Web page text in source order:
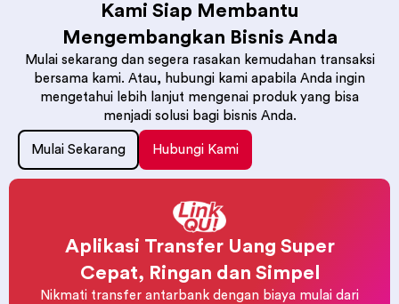
Kami Siap Membantu
Mengembangkan Bisnis Anda
Mulai sekarang dan segera rasakan kemudahan transaksi
bersama kami. Atau, hubungi kami apabila Anda ingin
mengetahui lebih lanjut mengenai produk yang bisa
menjadi solusi bagi bisnis Anda.
Mulai Sekarang Hubungi Kami
Aplikasi Transfer Uang Super
Cepat, Ringan dan Simpel
Nikmati transfer antarbank dengan biaya mulai dari